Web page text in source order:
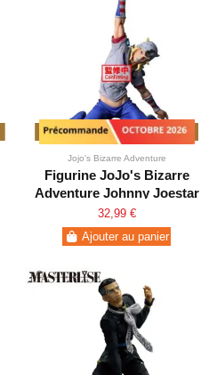
Précommande - Octobre 2026
Jojo's Bizarre Adventure
Figurine JoJo's Bizarre
Adventure Johnny Joestar
Steel Ball Run
32,99 €
Ajouter au panier